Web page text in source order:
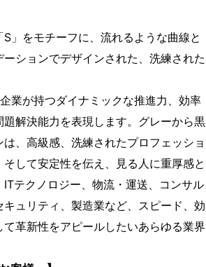
」をモチーフに、流れるような曲線と
ーションでデザインされた、洗練された
業が持つダイナミックな推進力、効率
解決能力を表現します。グレーから黒
、高級感、洗練されたプロフェッショ
して安定性を伝え、見る人に重厚感と
テクノロジー、物流・運送、コンサル
ュリティ、製造業など、スピード、効
革新性をアピールしたいあらゆる業界